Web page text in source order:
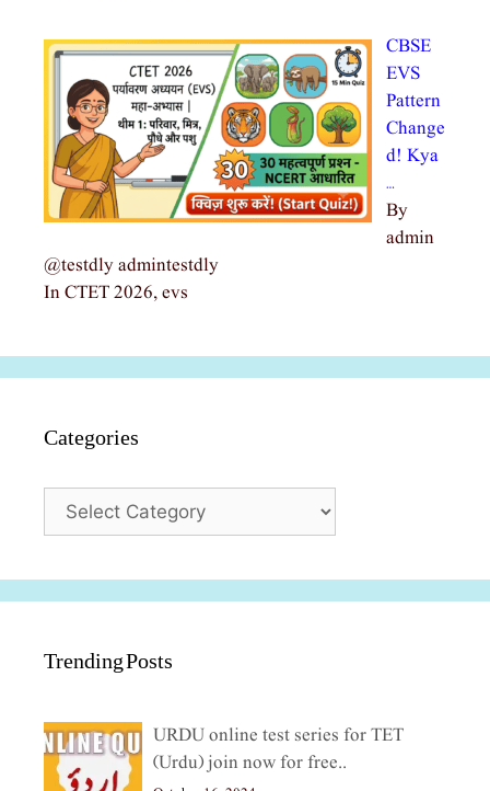
CBSE
EVS
Pattern
Change
d! Kya
…
By
admin
@testdly admintestdly
In CTET 2026, evs
Categories
Categories
Trending Posts
URDU online test series for TET
(Urdu) join now for free..